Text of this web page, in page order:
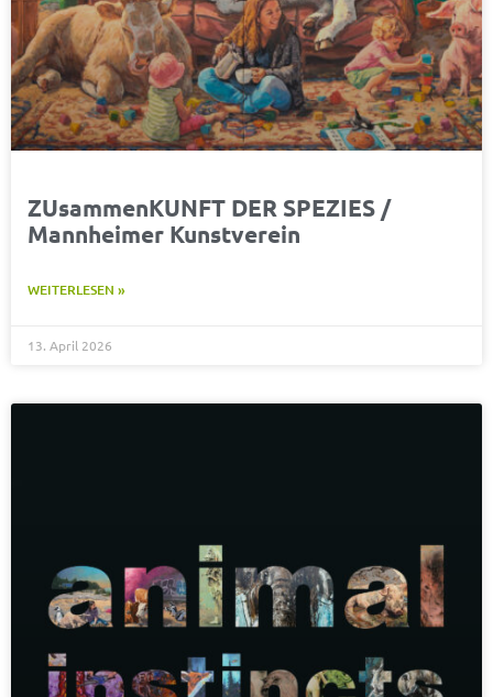
ZUsammenKUNFT DER SPEZIES /
Mannheimer Kunstverein
WEITERLESEN »
13. April 2026